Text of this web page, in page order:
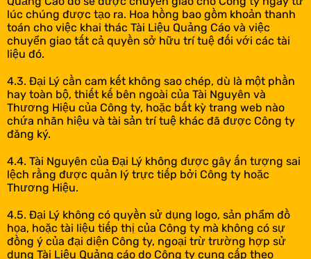
lúc chúng được tạo ra. Hoa hồng bao gồm khoản thanh
toán cho việc khai thác Tài Liệu Quảng Cáo và việc
chuyển giao tất cả quyền sở hữu trí tuệ đối với các tài
liệu đó.
4.3. Đại Lý cần cam kết không sao chép, dù là một phần
hay toàn bộ, thiết kế bên ngoài của Tài Nguyên và
Thương Hiệu của Công ty, hoặc bất kỳ trang web nào
chứa nhãn hiệu và tài sản trí tuệ khác đã được Công ty
đăng ký.
4.4. Tài Nguyên của Đại Lý không được gây ấn tượng sai
lệch rằng được quản lý trực tiếp bởi Công ty hoặc
Thương Hiệu.
4.5. Đại Lý không có quyền sử dụng logo, sản phẩm đồ
họa, hoặc tài liệu tiếp thị của Công ty mà không có sự
đồng ý của đại diện Công ty, ngoại trừ trường hợp sử
dụng Tài Liệu Quảng cáo do Công ty cung cấp theo